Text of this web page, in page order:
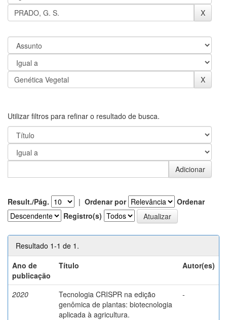
Utilizar filtros para refinar o resultado de busca.
Result./Pág. | Ordenar por
Ordenar
Registro(s)
Resultado 1-1 de 1.
Ano de
publicação
Título Autor(es)
2020
Tecnologia CRISPR na edição
genômica de plantas: biotecnologia
aplicada à agricultura.
-